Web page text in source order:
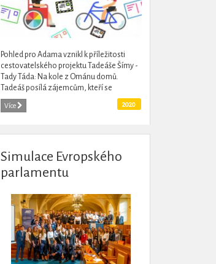
Pohled pro Adama vznikl k příležitosti
cestovatelského projektu Tadeáše Šímy -
Tady Táda: Na kole z Ománu domů.
Tadeáš posílá zájemcům, kteří se
rozhodnou do projektu zapojit,
pohlednice ze své cesty. Za finanční...
Více 2020
Simulace Evropského
parlamentu